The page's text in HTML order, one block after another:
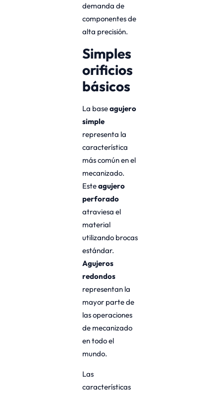
demanda de
componentes de
alta precisión.
Simples
orificios
básicos
La baseagujero
simple
representa la
característica
más común en el
mecanizado.
Esteagujero
perforado
atraviesa el
material
utilizando brocas
estándar.
Agujeros
redondos
representan la
mayor parte de
las operaciones
de mecanizado
en todo el
mundo.
Las
características